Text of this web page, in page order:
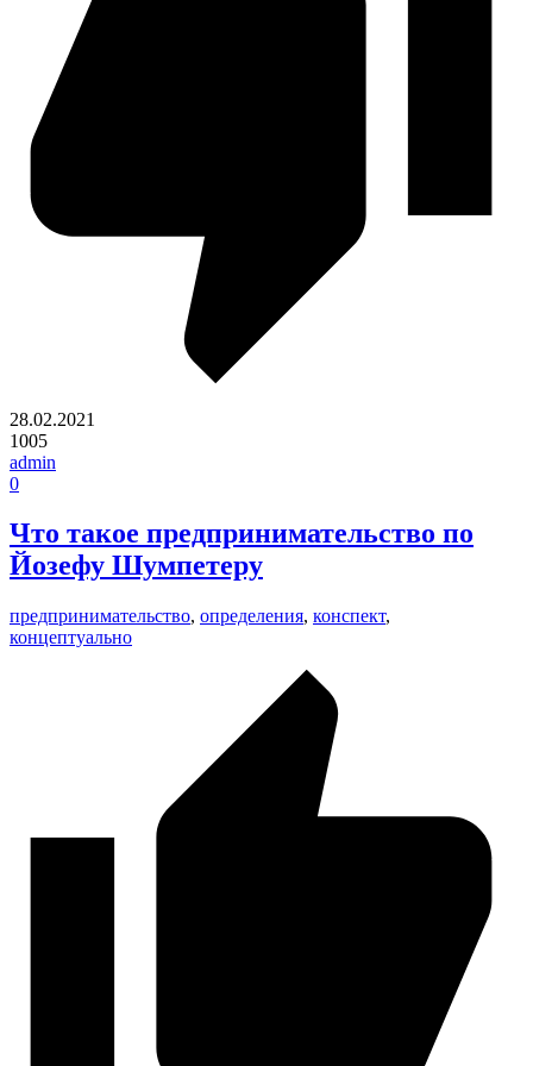
28.02.2021
1005
admin
0
Что такое предпринимательство по
Йозефу Шумпетеру
предпринимательство, определения, конспект,
концептуально